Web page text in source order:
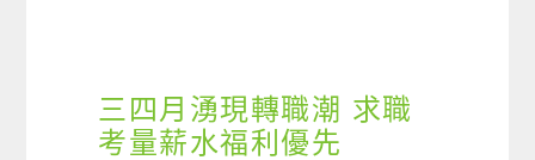
三四月湧現轉職潮 求職
考量薪水福利優先